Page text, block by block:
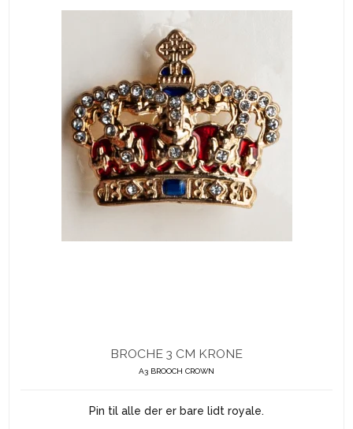
BROCHE 3 CM KRONE
A3 BROOCH CROWN
Pin til alle der er bare lidt royale.